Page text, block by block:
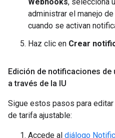
administrar el manejo
cuando se activan
Haz clic en Crear
Edición de notificaciones
a través de la IU
Sigue estos pasos para
de tarifa ajustable:
Accede al diálogo